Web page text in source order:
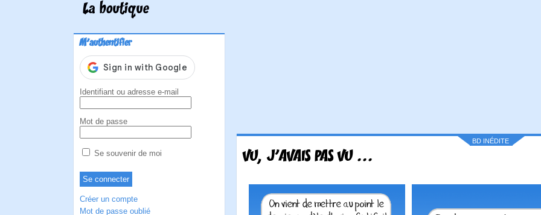
La boutique
M'authentifier
Identifiant ou adresse e-mail
Mot de passe
Se souvenir de moi
Créer un compte
Mot de passe oublié
BD INÉDITE
VU, J'AVAIS PAS VU ...